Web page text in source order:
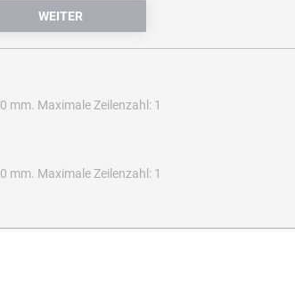
mm. Maximale Zeilenzahl: 1
mm. Maximale Zeilenzahl: 1